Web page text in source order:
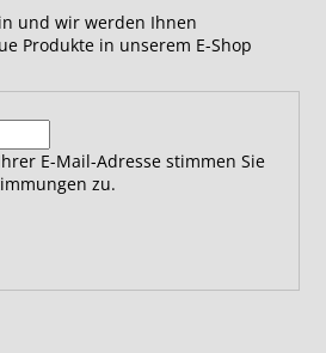
und wir werden Ihnen
Produkte in unserem E-Shop
E-Mail-Adresse stimmen Sie
zu.